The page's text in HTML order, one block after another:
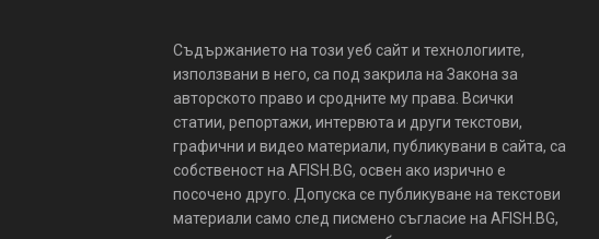
Съдържанието на този уеб сайт и технологиите,
използвани в него, са под закрила на Закона за
авторското право и сродните му права. Всички
статии, репортажи, интервюта и други текстови,
графични и видео материали, публикувани в сайта, са
собственост на AFISH.BG, освен ако изрично е
посочено друго. Допуска се публикуване на текстови
материали само след писмено съгласие на AFISH.BG,